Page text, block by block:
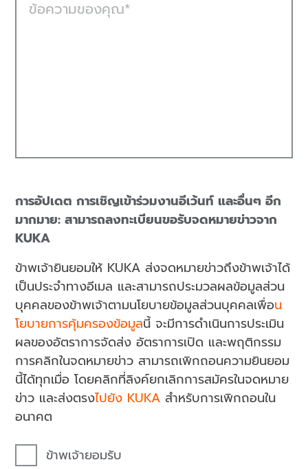
ข้อความของคุณ
การอัปเดต การเชิญเข้าร่วมงานอีเว้นท์ และอื่นๆ อีก
มากมาย: สามารถลงทะเบียนขอรับจดหมายข่าวจาก
KUKA
ข้าพเจ้ายินยอมให้ KUKA ส่งจดหมายข่าวถึงข้าพเจ้าได้
เป็นประจำทางอีเมล และสามารถประมวลผลข้อมูลส่วน
บุคคลของข้าพเจ้าตามนโยบายข้อมูลส่วนบุคคลเพื่อน
โยบายการคุ้มครองข้อมูลนี้ จะมีการดำเนินการประเมิน
ผลของอัตราการจัดส่ง อัตราการเปิด และพฤติกรรม
การคลิกในจดหมายข่าว สามารถเพิกถอนความยินยอม
นี้ได้ทุกเมื่อ โดยคลิกที่ลิงค์ยกเลิกการสมัครในจดหมาย
ข่าว และส่งตรงไปยัง KUKA สำหรับการเพิกถอนใน
อนาคต
ข้าพเจ้ายอมรับ